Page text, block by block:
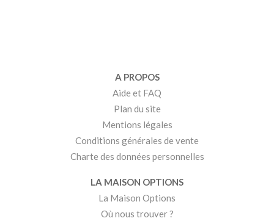
A PROPOS
Aide et FAQ
Plan du site
Mentions légales
Conditions générales de vente
Charte des données personnelles
LA MAISON OPTIONS
La Maison Options
Où nous trouver ?